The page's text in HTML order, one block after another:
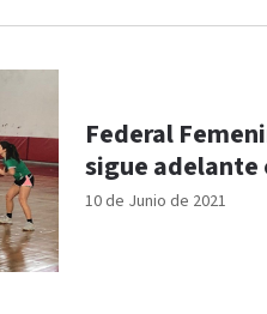
10 de Junio de 2021
Federal
sigue adelante